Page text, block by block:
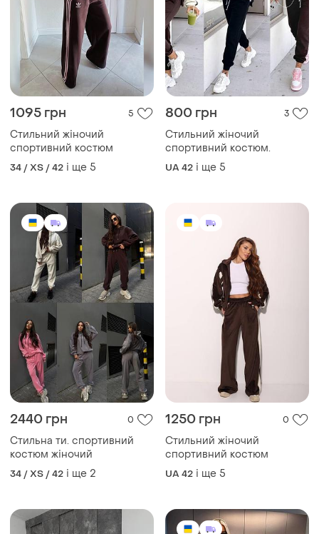
1095 грн 5
Стильний жіночий
спортивний костюм
34 / XS / 42 і ще 5
800 грн 3
Стильний жіночий
спортивний костюм.
UA 42 і ще 5
2440 грн 0
Стильна ти. спортивний
костюм жіночий
34 / XS / 42 і ще 2
1250 грн 0
Стильний жіночий
спортивний костюм
UA 42 і ще 5